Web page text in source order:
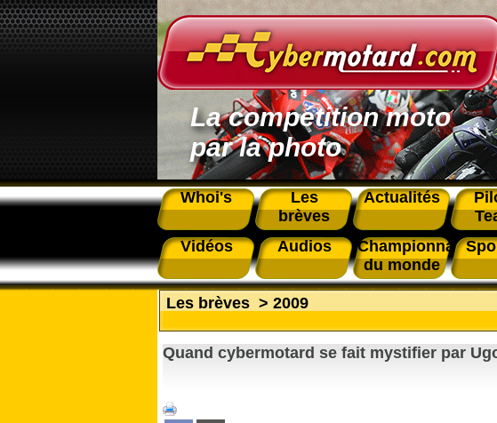
La compétition moto
par la photo
Whoi's
Les
brèves
Actualités
Vidéos
Audios
Championnat
du monde
Les brèves > 2009
Quand cybermotard se fait mystifier par